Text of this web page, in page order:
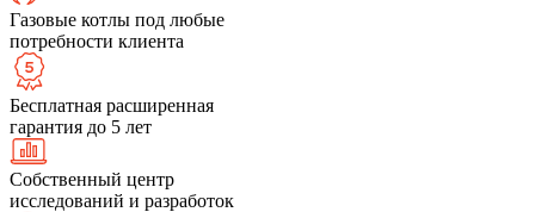
Газовые котлы под любые
потребности клиента
Бесплатная расширенная
гарантия до 5 лет
Собственный центр
исследований и разработок